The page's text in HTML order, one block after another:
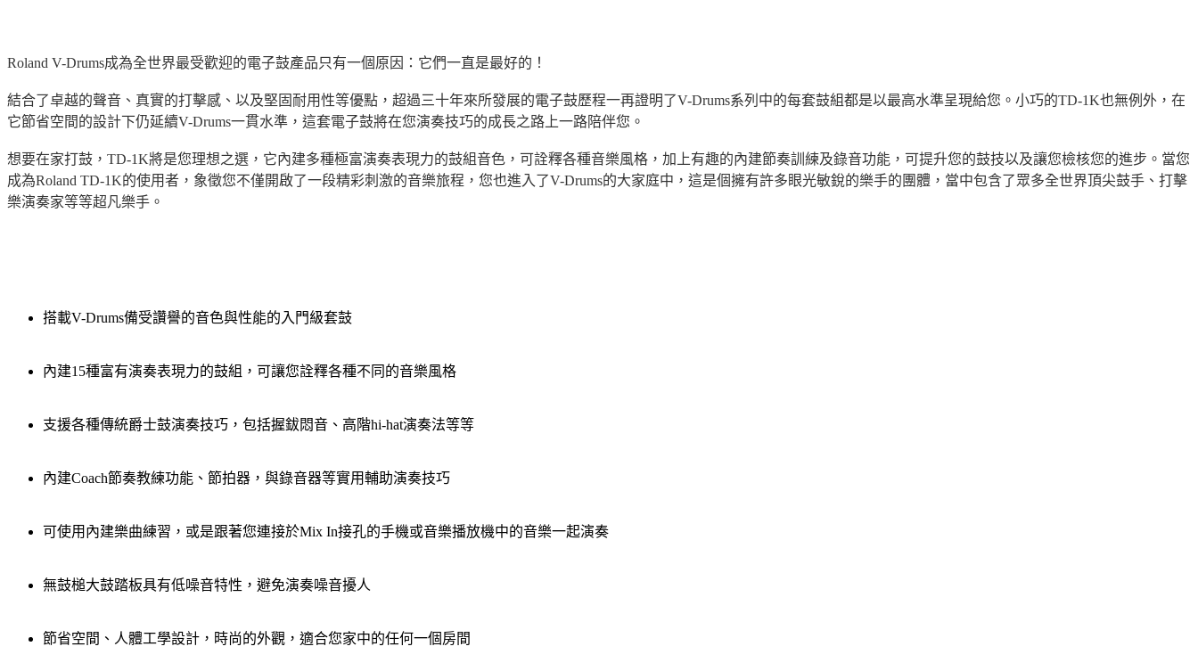
Roland V-Drums成為全世界最受歡迎的電子鼓產品只有一個原因：它們一直是最好的！
結合了卓越的聲音、真實的打擊感、以及堅固耐用性等優點，超過三十年來所發展的電子鼓歷程一再證明了V-Drums系列中的每套鼓組都是以最高水準呈現給您。小巧的TD-1K也無例外，在
它節省空間的設計下仍延續V-Drums一貫水準，這套電子鼓將在您演奏技巧的成長之路上一路陪伴您。
想要在家打鼓，TD-1K將是您理想之選，它內建多種極富演奏表現力的鼓組音色，可詮釋各種音樂風格，加上有趣的內建節奏訓練及錄音功能，可提升您的鼓技以及讓您檢核您的進步。當您
成為Roland TD-1K的使用者，象徵您不僅開啟了一段精彩刺激的音樂旅程，您也進入了V-Drums的大家庭中，這是個擁有許多眼光敏銳的樂手的團體，當中包含了眾多全世界頂尖鼓手、打擊
樂演奏家等等超凡樂手。
搭載V-Drums備受讚譽的音色與性能的入門級套鼓
內建15種富有演奏表現力的鼓組，可讓您詮釋各種不同的音樂風格
支援各種傳統爵士鼓演奏技巧，包括握鈸悶音、高階hi-hat演奏法等等
內建Coach節奏教練功能、節拍器，與錄音器等實用輔助演奏技巧
可使用內建樂曲練習，或是跟著您連接於Mix In接孔的手機或音樂播放機中的音樂一起演奏
無鼓槌大鼓踏板具有低噪音特性，避免演奏噪音擾人
節省空間、人體工學設計，時尚的外觀，適合您家中的任何一個房間